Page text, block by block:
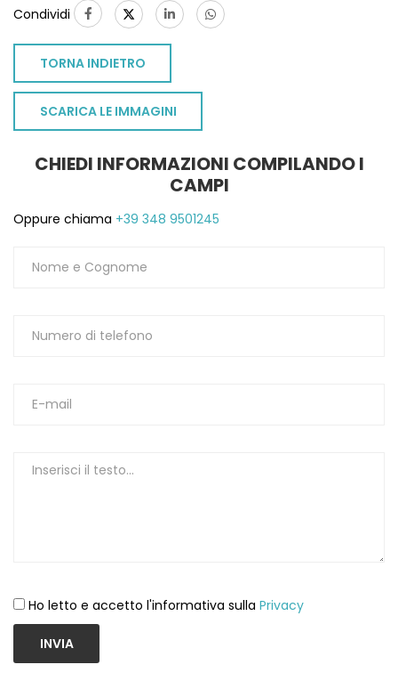
Condividi
TORNA INDIETRO
SCARICA LE IMMAGINI
CHIEDI INFORMAZIONI COMPILANDO I
CAMPI
Oppure chiama +39 348 9501245
Ho letto e accetto l'informativa sulla Privacy
INVIA